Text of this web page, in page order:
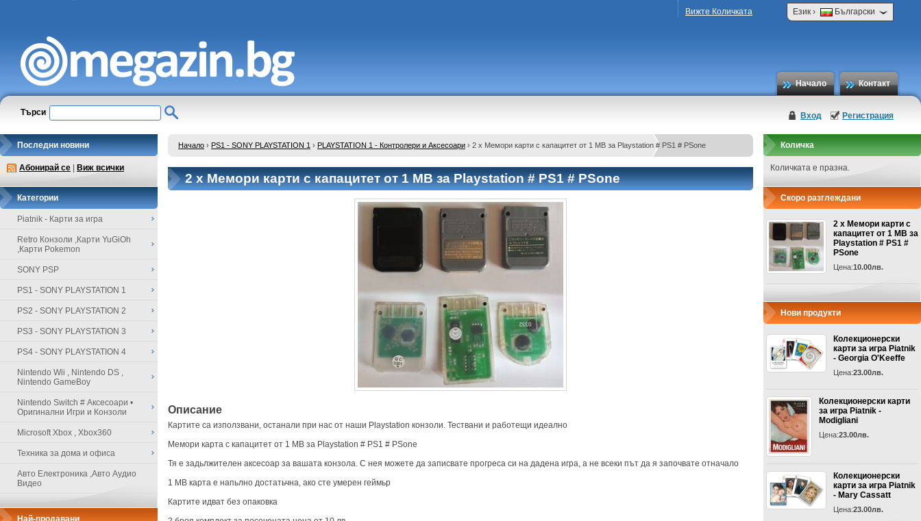
Език › Български
Вижте Количката
Начало Контакт
Вход Регистрация
Търси
Последни новини
Абонирай се Виж всички
Категории
Piatnik - Карти за игра
Retro Конзоли ,Карти YuGiOh
,Карти Pokemon
SONY PSP
PS1 - SONY PLAYSTATION 1
PS2 - SONY PLAYSTATION 2
PS3 - SONY PLAYSTATION 3
PS4 - SONY PLAYSTATION 4
Nintendo Wii , Nintendo DS ,
Nintendo GameBoy
Nintendo Switch # Аксесоари •
Оригинални Игри и Конзоли
Microsoft Xbox , Xbox360
Техника за дома и офиса
Авто Електроника ,Авто Аудио
Видео
Най-продавани
Начало › PS1 - SONY PLAYSTATION 1 › PLAYSTATION 1 - Контролери и Аксесоари › 2 x Мемори карти с капацитет от 1 MB за Playstation # PS1 # PSone
2 x Мемори карти с капацитет от 1 MB за Playstation # PS1 # PSone
Описание
Картите са използвани, останали при нас от наши Playstation конзоли. Тествани и работещи идеално
Мемори карта с капацитет от 1 MB за Playstation # PS1 # PSone
Тя е задьлжителен аксесоар за вашата конзола. С нея можете да записвате прогреса си на дадена игра, а не всеки път да я започвате отначало
1 MB карта е напьлно достатьчна, ако сте умерен геймьр
Картите идват без опаковка
Количка
Количката е празна.
Скоро разглеждани
2 x Мемори карти с
капацитет от 1 MB за
Playstation # PS1 #
PSone
Цена:10.00лв.
Нови продукти
Колекционерски
карти за игра Piatnik
- Georgia O'Keeffe
Цена:23.00лв.
Колекционерски карти
за игра Piatnik -
Modigliani
Цена:23.00лв.
Колекционерски
карти за игра Piatnik
- Mary Cassatt
Цена:23.00лв.